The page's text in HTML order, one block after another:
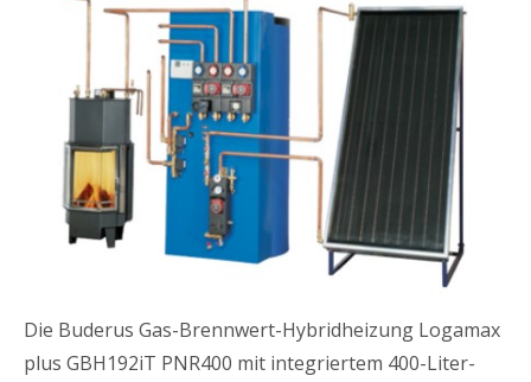
Die Buderus Gas-Brennwert-Hybridheizung Logamax
plus GBH192iT PNR400 mit integriertem 400-Liter-